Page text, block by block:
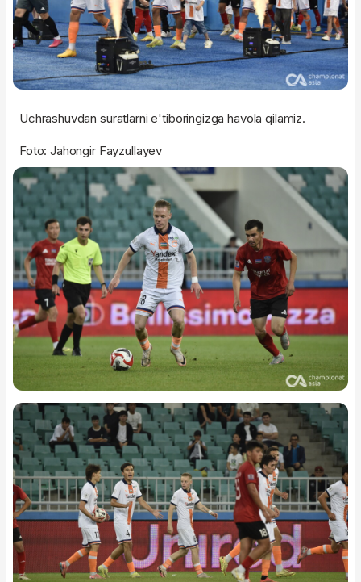
Uchrashuvdan suratlarni e'tiboringizga havola qilamiz.
Foto: Jahongir Fayzullayev